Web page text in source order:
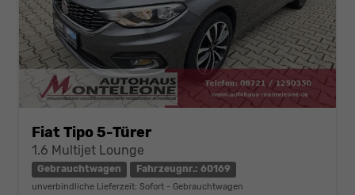
Fiat Tipo 5-Türer
1.6 Multijet Lounge
Gebrauchtwagen Fahrzeugnr.: 60169
unverbindliche Lieferzeit: Sofort Gebrauchtwagen